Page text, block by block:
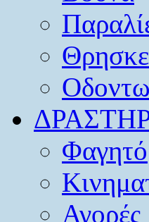
Φαγητό
Αγορές